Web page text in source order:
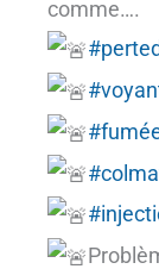
comme….